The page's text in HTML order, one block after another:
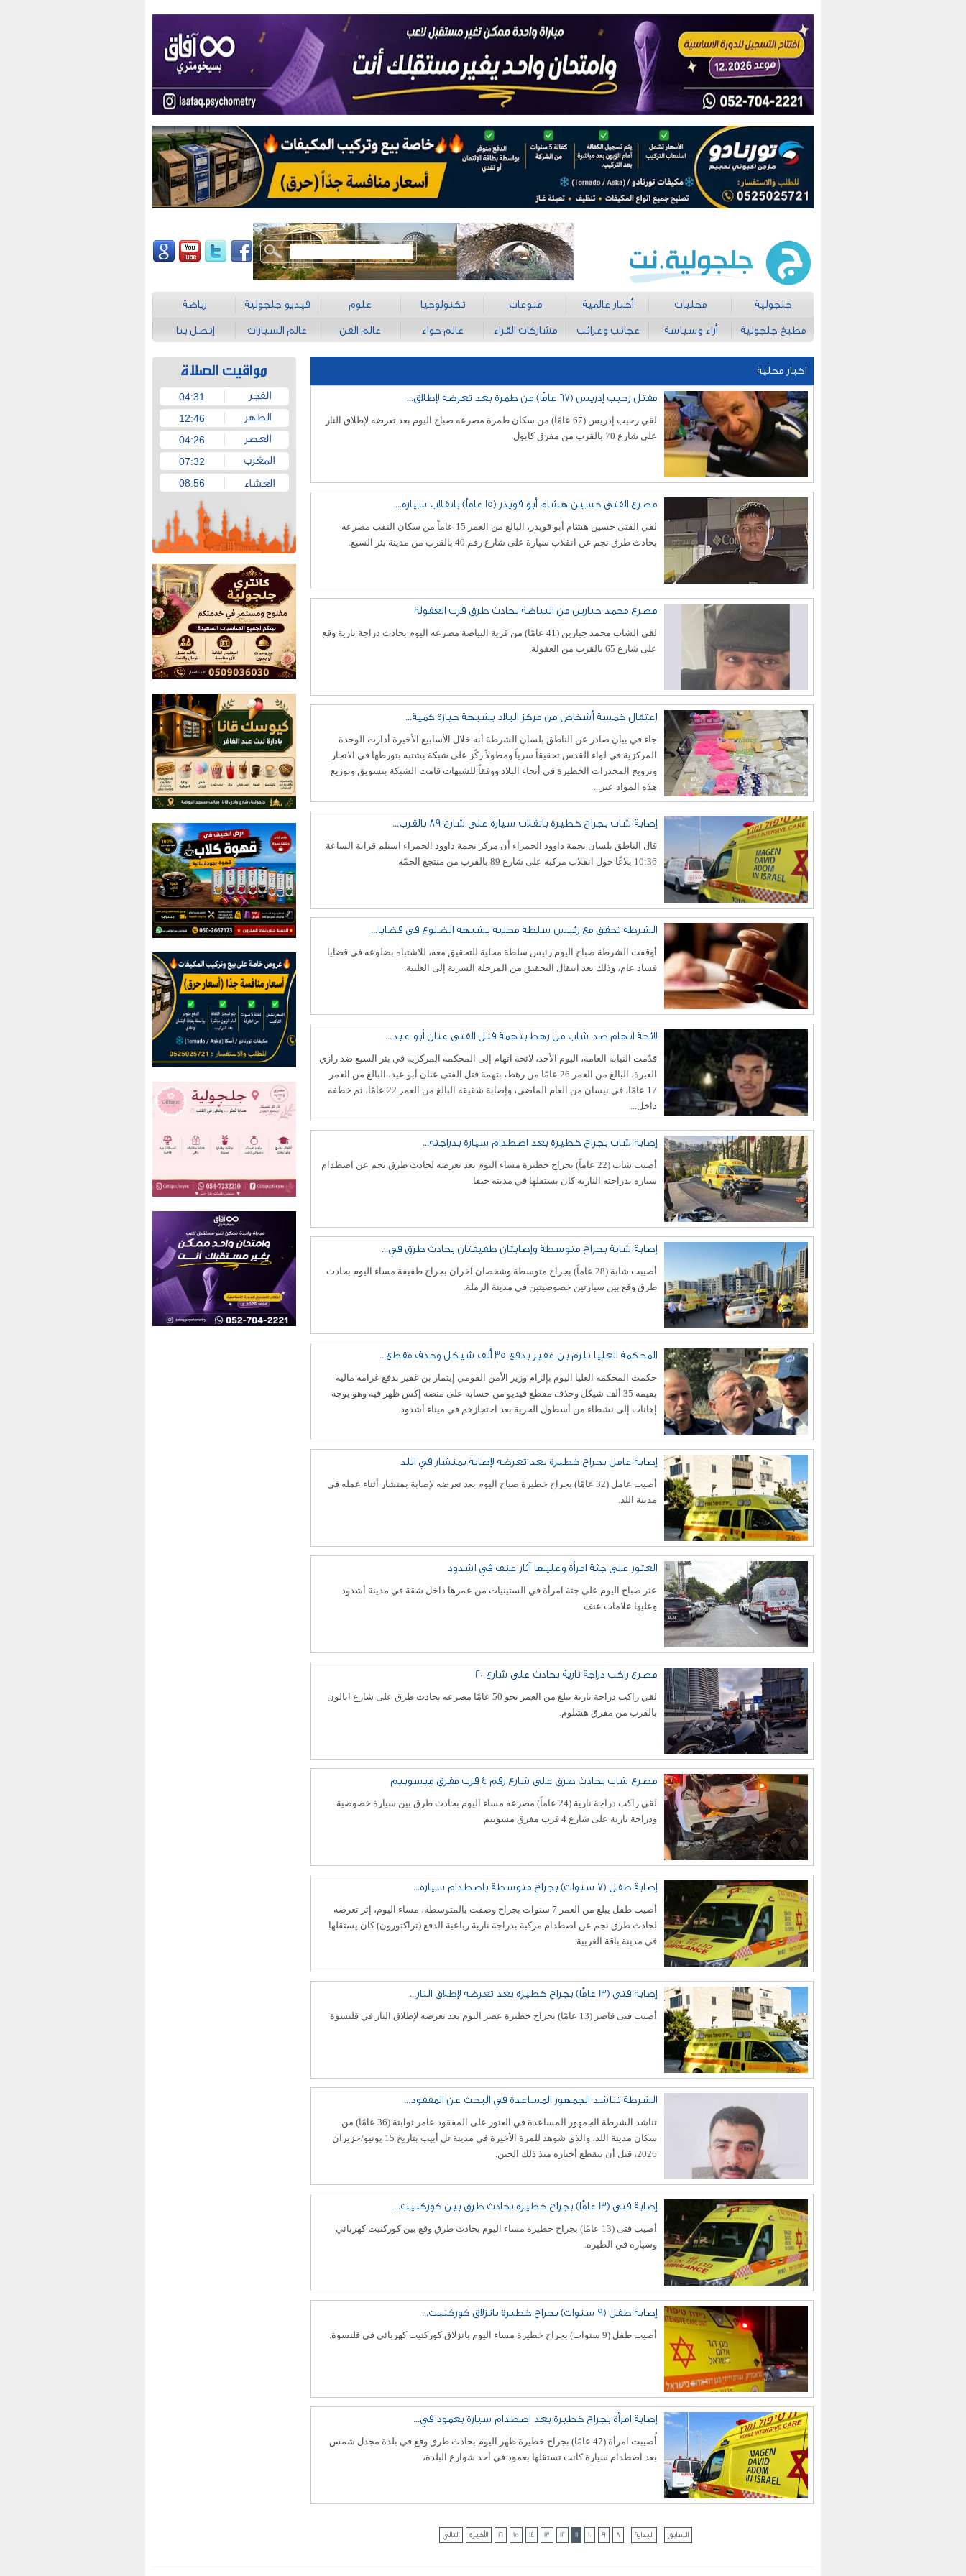
جلجولية محليات أخبار عالمية منوعات تكنولوجيا علوم فيديو جلجولية رياضة
مطبخ جلجولية أراء وسياسة عجائب وغرائب مشاركات القراء عالم حواء عالم الفن عالم السيارات إتصل بنا
اخبار محلية
مقتل رحيب إدريس (67 عامًا) من طمرة بعد تعرضه لإطلاق...
لقي رحيب إدريس (67 عامًا) من سكان طمرة مصرعه صباح اليوم بعد تعرضه لإطلاق النار
على شارع 70 بالقرب من مفرق كابول.
مصرع الفتى حسين هشام أبو قويدر (15 عاماً) بانقلاب سيارة...
لقي الفتى حسين هشام أبو قويدر، البالغ من العمر 15 عاماً من سكان النقب مصرعه
بحادث طرق نجم عن انقلاب سيارة على شارع رقم 40 بالقرب من مدينة بئر السبع.
مصرع محمد جبارين من البياضة بحادث طرق قرب العفولة
لقي الشاب محمد جبارين (41 عامًا) من قرية البياضة مصرعه اليوم بحادث دراجة نارية وقع
على شارع 65 بالقرب من العفولة.
اعتقال خمسة أشخاص من مركز البلاد بشبهة حيازة كمية...
جاء في بيان صادر عن الناطق بلسان الشرطة أنه خلال الأسابيع الأخيرة أدارت الوحدة
المركزية في لواء القدس تحقيقاً سرياً ومطولاً ركّز على شبكة يشتبه بتورطها في الاتجار
وترويج المخدرات الخطيرة في أنحاء البلاد ووفقاً للشبهات قامت الشبكة بتسويق وتوزيع
هذه المواد عبر...
إصابة شاب بجراح خطيرة بانقلاب سيارة على شارع 89 بالقرب...
قال الناطق بلسان نجمة داوود الحمراء أن مركز نجمة داوود الحمراء استلم قرابة الساعة
10:36 بلاغًا حول انقلاب مركبة على شارع 89 بالقرب من منتجع الحمّة.
الشرطة تحقق مع رئيس سلطة محلية بشبهة الضلوع في قضايا...
أوقفت الشرطة صباح اليوم رئيس سلطة محلية للتحقيق معه، للاشتباه بضلوعه في قضايا
فساد عام، وذلك بعد انتقال التحقيق من المرحلة السرية إلى العلنية.
لائحة اتهام ضد شاب من رهط بتهمة قتل الفتى عنان أبو عيد...
قدّمت النيابة العامة، اليوم الأحد، لائحة اتهام إلى المحكمة المركزية في بئر السبع ضد رازي
العبرة، البالغ من العمر 26 عامًا من رهط، بتهمة قتل الفتى عنان أبو عيد، البالغ من العمر
17 عامًا، في نيسان من العام الماضي، وإصابة شقيقه البالغ من العمر 22 عامًا، ثم خطفه
داخل...
إصابة شاب بجراح خطيرة بعد اصطدام سيارة بدراجته...
أصيب شاب (22 عاماً) بجراح خطيرة مساء اليوم بعد تعرضه لحادث طرق نجم عن اصطدام
سيارة بدراجته النارية كان يستقلها في مدينة حيفا.
إصابة شابة بجراح متوسطة وإصابتان طفيفتان بحادث طرق في...
أصيبت شابة (28 عاماً) بجراح متوسطة وشخصان آخران بجراح طفيفة مساء اليوم بحادث
طرق وقع بين سيارتين خصوصيتين في مدينة الرملة.
المحكمة العليا تلزم بن غفير بدفع 35 ألف شيكل وحذف مقطع...
حكمت المحكمة العليا اليوم بإلزام وزير الأمن القومي إيتمار بن غفير بدفع غرامة مالية
بقيمة 35 ألف شيكل وحذف مقطع فيديو من حسابه على منصة إكس ظهر فيه وهو يوجه
إهانات إلى نشطاء من أسطول الحرية بعد احتجازهم في ميناء أشدود.
إصابة عامل بجراح خطيرة بعد تعرضه لإصابة بمنشار في اللد
أصيب عامل (32 عامًا) بجراح خطيرة صباح اليوم بعد تعرضه لإصابة بمنشار أثناء عمله في
مدينة اللد.
العثور على جثة امرأة وعليها آثار عنف في اشدود
عثر صباح اليوم على جثة امرأة في الستينيات من عمرها داخل شقة في مدينة أشدود
وعليها علامات عنف
مصرع راكب دراجة نارية بحادث على شارع 20
لقي راكب دراجة نارية يبلغ من العمر نحو 50 عامًا مصرعه بحادث طرق على شارع ايالون
بالقرب من مفرق هشلوم.
مصرع شاب بحادث طرق على شارع رقم 4 قرب مفرق ميسوبيم
لقي راكب دراجة نارية (24 عاماً) مصرعه مساء اليوم بحادث طرق بين سيارة خصوصية
ودراجة نارية على شارع 4 قرب مفرق مسوبيم
إصابة طفل (7 سنوات) بجراح متوسطة باصطدام سيارة...
أصيب طفل يبلغ من العمر 7 سنوات بجراح وصفت بالمتوسطة، مساء اليوم، إثر تعرضه
لحادث طرق نجم عن اصطدام مركبة بدراجة نارية رباعية الدفع (تراكتورون) كان يستقلها
في مدينة باقة الغربية.
إصابة فتى (13 عامًا) بجراح خطيرة بعد تعرضه لإطلاق النار...
أصيب فتى قاصر (13 عامًا) بجراح خطيرة عصر اليوم بعد تعرضه لإطلاق النار في قلنسوة
الشرطة تناشد الجمهور المساعدة في البحث عن المفقود...
تناشد الشرطة الجمهور المساعدة في العثور على المفقود عامر ثوابتة (36 عامًا) من
سكان مدينة اللد، والذي شوهد للمرة الأخيرة في مدينة تل أبيب بتاريخ 15 يونيو/حزيران
2026، قبل أن تنقطع أخباره منذ ذلك الحين.
إصابة فتى (13 عامًا) بجراح خطيرة بحادث طرق بين كوركنيت...
أصيب فتى (13 عامًا) بجراح خطيرة مساء اليوم بحادث طرق وقع بين كوركنيت كهربائي
وسيارة في الطيرة.
إصابة طفل (9 سنوات) بجراح خطيرة بانزلاق كوركنيت...
أصيب طفل (9 سنوات) بجراح خطيرة مساء اليوم بانزلاق كوركنيت كهربائي في قلنسوة.
إصابة امرأة بجراح خطيرة بعد اصطدام سيارة بعمود في...
أُصيبت امرأة (47 عامًا) بجراح خطيرة ظهر اليوم بحادث طرق وقع في بلدة مجدل شمس
بعد اصطدام سيارة كانت تستقلها بعمود في أحد شوارع البلدة،
السابق البداية 8
9
10
11
12
13
14
15
16 الأخيرة التالي
04:31
12:46
04:26
07:32
08:56